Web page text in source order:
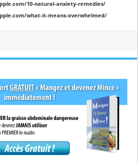
10-natural-anxiety-remedies/
what-it-means-overwhelmed/